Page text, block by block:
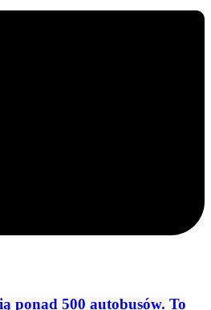
ponad 500 autobusów. To